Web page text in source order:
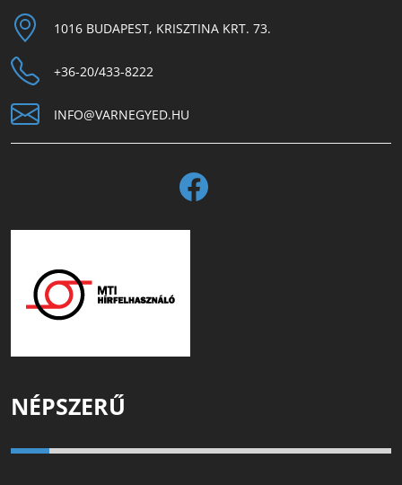
1016 BUDAPEST, KRISZTINA KRT. 73.
+36-20/433-8222
INFO@VARNEGYED.HU
NÉPSZERŰ